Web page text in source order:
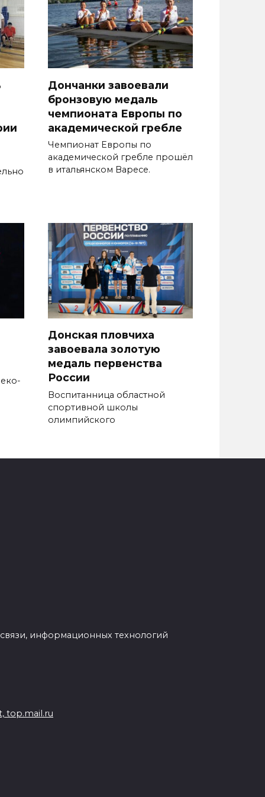
Дончанки завоевали
бронзовую медаль
чемпионата Европы по
академической гребле
Чемпионат Европы по
академической гребле прошёл
в итальянском Варесе.
Донская пловчиха
завоевала золотую
медаль первенства
России
Воспитанница областной
спортивной школы
олимпийского
информационных технологий
top.mail.ru